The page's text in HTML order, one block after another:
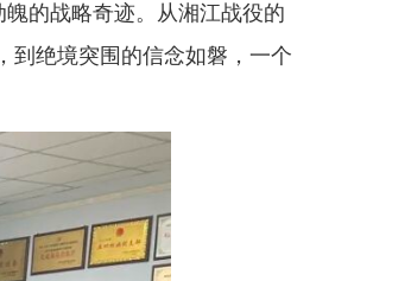
的战略奇迹。从湘江战役的
到绝境突围的信念如磐，一个